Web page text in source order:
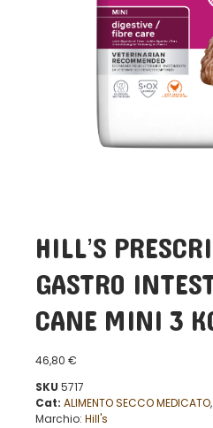
HILL’S
GASTRO
CANE MINI 3
46,80 €
SKU 5717
Cat: ALIMENTO SECCO MEDICATO,
Marchio: Hill's